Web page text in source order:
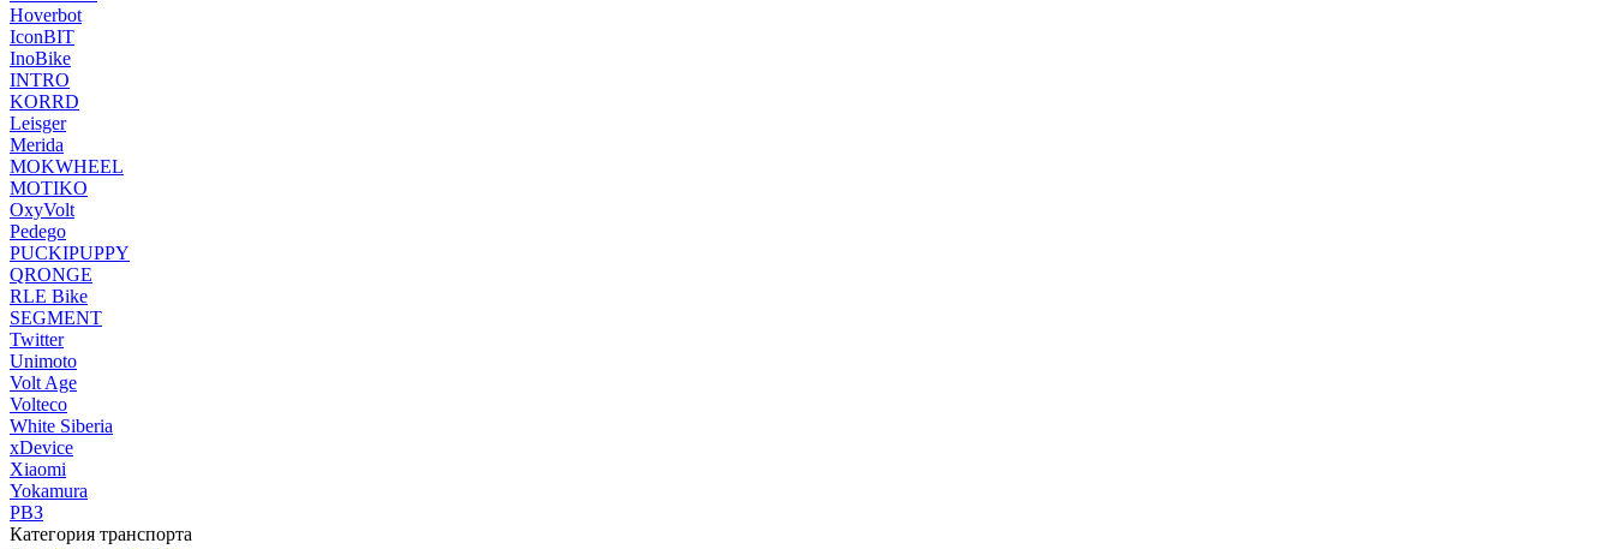
Hoverbot
IconBIT
InoBike
INTRO
KORRD
Leisger
Merida
MOKWHEEL
MOTIKO
OxyVolt
Pedego
PUCKIPUPPY
QRONGE
RLE Bike
SEGMENT
Twitter
Unimoto
Volt Age
Volteco
White Siberia
xDevice
Xiaomi
Yokamura
РВЗ
Категория транспорта